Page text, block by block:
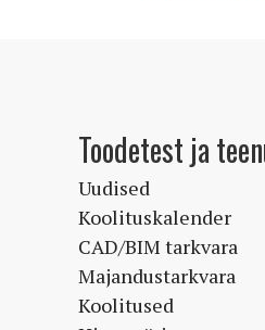
Toodetest ja
Uudised
Koolituskalender
CAD/BIM tarkvara
Majandustarkvara
Koolitused